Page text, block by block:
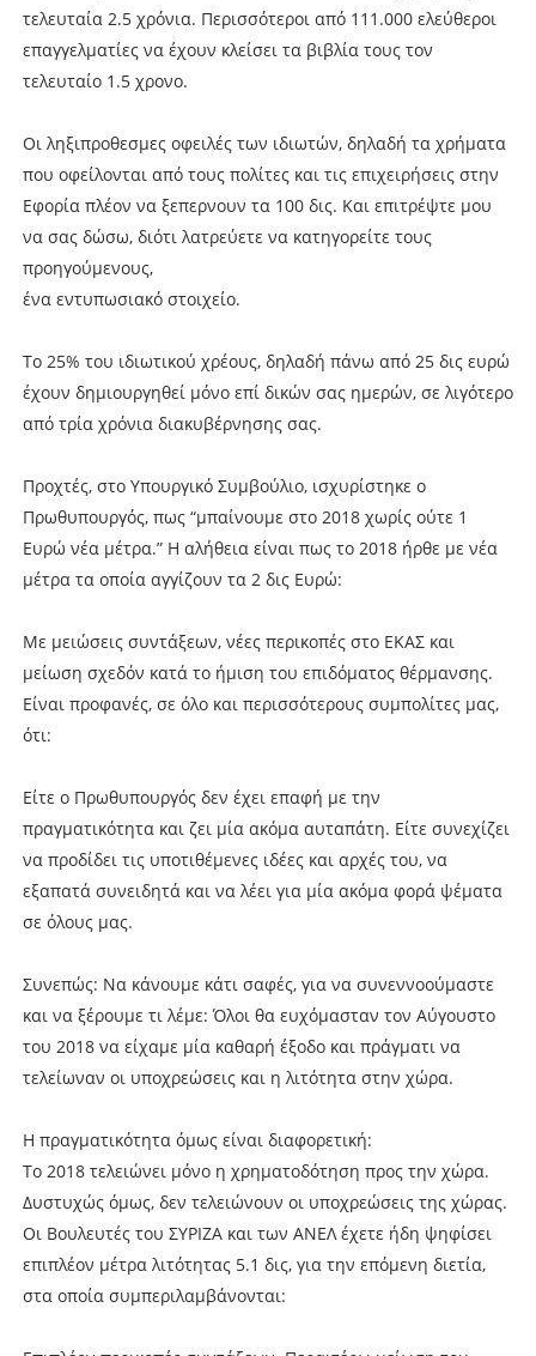
τελευταία 2.5 χρόνια. Περισσότεροι από 111.000 ελεύθεροι
επαγγελματίες να έχουν κλείσει τα βιβλία τους τον
τελευταίο 1.5 χρονο.
Οι ληξιπροθεσμες οφειλές των ιδιωτών, δηλαδή τα χρήματα
που οφείλονται από τους πολίτες και τις επιχειρήσεις στην
Εφορία πλέον να ξεπερνουν τα 100 δις. Και επιτρέψτε μου
να σας δώσω, διότι λατρεύετε να κατηγορείτε τους
προηγούμενους,
ένα εντυπωσιακό στοιχείο.
Το 25% του ιδιωτικού χρέους, δηλαδή πάνω από 25 δις ευρώ
έχουν δημιουργηθεί μόνο επί δικών σας ημερών, σε λιγότερο
από τρία χρόνια διακυβέρνησης σας.
Προχτές, στο Υπουργικό Συμβούλιο, ισχυρίστηκε ο
Πρωθυπουργός, πως “μπαίνουμε στο 2018 χωρίς ούτε 1
Ευρώ νέα μέτρα.” Η αλήθεια είναι πως το 2018 ήρθε με νέα
μέτρα τα οποία αγγίζουν τα 2 δις Ευρώ:
Με μειώσεις συντάξεων, νέες περικοπές στο ΕΚΑΣ και
μείωση σχεδόν κατά το ήμιση του επιδόματος θέρμανσης.
Είναι προφανές, σε όλο και περισσότερους συμπολίτες μας,
ότι:
Είτε ο Πρωθυπουργός δεν έχει επαφή με την
πραγματικότητα και ζει μία ακόμα αυταπάτη. Είτε συνεχίζει
να προδίδει τις υποτιθέμενες ιδέες και αρχές του, να
εξαπατά συνειδητά και να λέει για μία ακόμα φορά ψέματα
σε όλους μας.
Συνεπώς: Να κάνουμε κάτι σαφές, για να συνεννοούμαστε
και να ξέρουμε τι λέμε: Όλοι θα ευχόμασταν τον Αύγουστο
του 2018 να είχαμε μία καθαρή έξοδο και πράγματι να
τελείωναν οι υποχρεώσεις και η λιτότητα στην χώρα.
Η πραγματικότητα όμως είναι διαφορετική:
Το 2018 τελειώνει μόνο η χρηματοδότηση προς την χώρα.
Δυστυχώς όμως, δεν τελειώνουν οι υποχρεώσεις της χώρας.
Οι Βουλευτές του ΣΥΡΙΖΑ και των ΑΝΕΛ έχετε ήδη ψηφίσει
επιπλέον μέτρα λιτότητας 5.1 δις, για την επόμενη διετία,
στα οποία συμπεριλαμβάνονται: